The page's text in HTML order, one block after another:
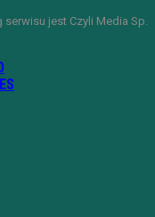
jest Czyli Media Sp.